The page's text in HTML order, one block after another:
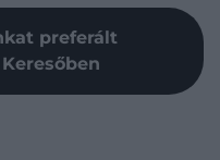
preferált